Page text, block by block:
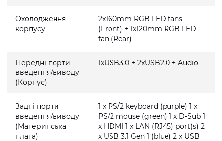
Охолодження
корпусу
2x160mm RGB LED fans
(Front) + 1x120mm RGB LED
fan (Rear)
Передні порти
введення/виводу
(Корпус)
1xUSB3.0 + 2xUSB2.0 + Audio
Задні порти
введення/виводу
(Материнська
плата)
1 x PS/2 keyboard (purple) 1 x
PS/2 mouse (green) 1 x D-Sub 1
x HDMI 1 x LAN (RJ45) port(s) 2
x USB 3.1 Gen 1 (blue) 2 x USB